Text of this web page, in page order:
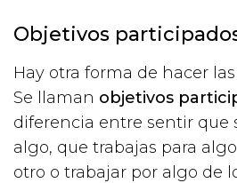
Objetivos
Hay otra forma de hacer las
Se llaman objetivos
diferencia entre sentir que
algo, que trabajas para
otro o trabajar por algo de